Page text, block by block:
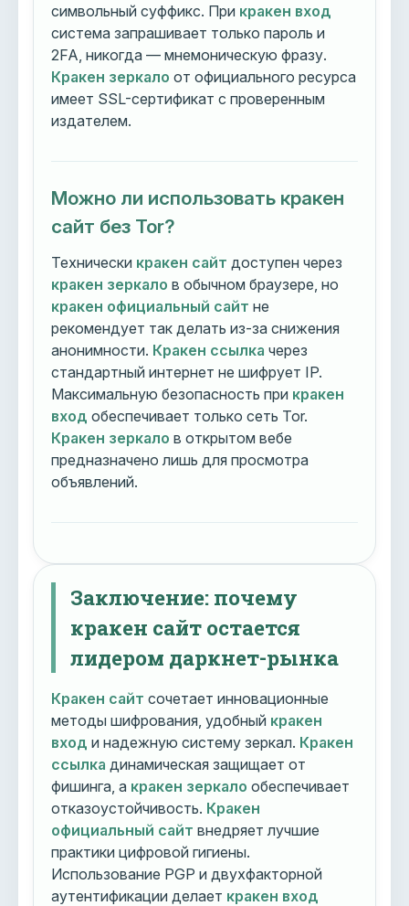
символьный суффикс. При кракен вход
система запрашивает только пароль и
2FA, никогда — мнемоническую фразу.
Кракен зеркало от официального ресурса
имеет SSL-сертификат с проверенным
издателем.
Можно ли использовать кракен
сайт без Tor?
Технически кракен сайт доступен через
кракен зеркало в обычном браузере, но
кракен официальный сайт не
рекомендует так делать из-за снижения
анонимности. Кракен ссылка через
стандартный интернет не шифрует IP.
Максимальную безопасность при кракен
вход обеспечивает только сеть Tor.
Кракен зеркало в открытом вебе
предназначено лишь для просмотра
объявлений.
Заключение: почему
кракен сайт остается
лидером даркнет-рынка
Кракен сайт сочетает инновационные
методы шифрования, удобный кракен
вход и надежную систему зеркал. Кракен
ссылка динамическая защищает от
фишинга, а кракен зеркало обеспечивает
отказоустойчивость. Кракен
официальный сайт внедряет лучшие
практики цифровой гигиены.
Использование PGP и двухфакторной
аутентификации делает кракен вход